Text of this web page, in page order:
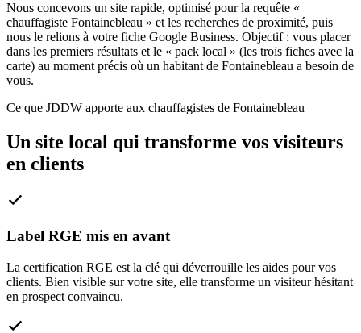
Nous concevons un site rapide, optimisé pour la requête «
chauffagiste Fontainebleau » et les recherches de proximité, puis
nous le relions à votre fiche Google Business. Objectif : vous placer
dans les premiers résultats et le « pack local » (les trois fiches avec la
carte) au moment précis où un habitant de Fontainebleau a besoin de
vous.
Ce que JDDW apporte aux chauffagistes de Fontainebleau
Un site local qui transforme vos visiteurs
en clients
Label RGE mis en avant
La certification RGE est la clé qui déverrouille les aides pour vos
clients. Bien visible sur votre site, elle transforme un visiteur hésitant
en prospect convaincu.